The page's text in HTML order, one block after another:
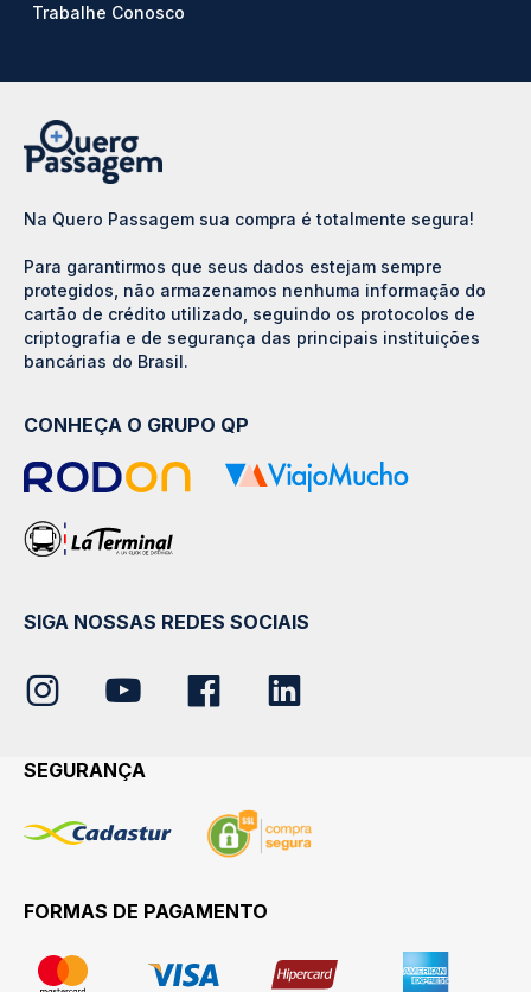
Trabalhe Conosco
Na Quero Passagem sua compra é totalmente segura!
Para garantirmos que seus dados estejam sempre
protegidos, não armazenamos nenhuma informação do
cartão de crédito utilizado, seguindo os protocolos de
criptografia e de segurança das principais instituições
bancárias do Brasil.
CONHEÇA O GRUPO QP
SIGA NOSSAS REDES SOCIAIS
SEGURANÇA
FORMAS DE PAGAMENTO